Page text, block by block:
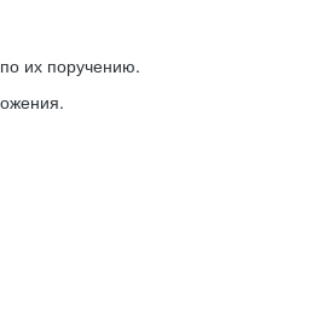
их поручению.